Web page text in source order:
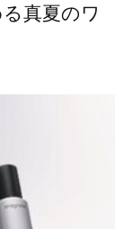
真夏のワ